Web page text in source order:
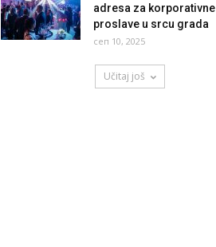
adresa za korporativne
proslave u srcu grada
сеп 10, 2025
Učitaj još